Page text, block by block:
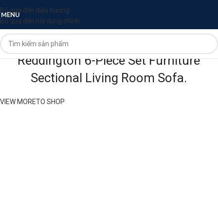
Bỏ qua đến điều hướng
Bỏ qua đến nội dung chính
MENU
COATED ALUMINUM FRAME
Reddington 6-Piece Set Furniture
Sectional Living Room Sofa.
VIEW MORETO SHOP